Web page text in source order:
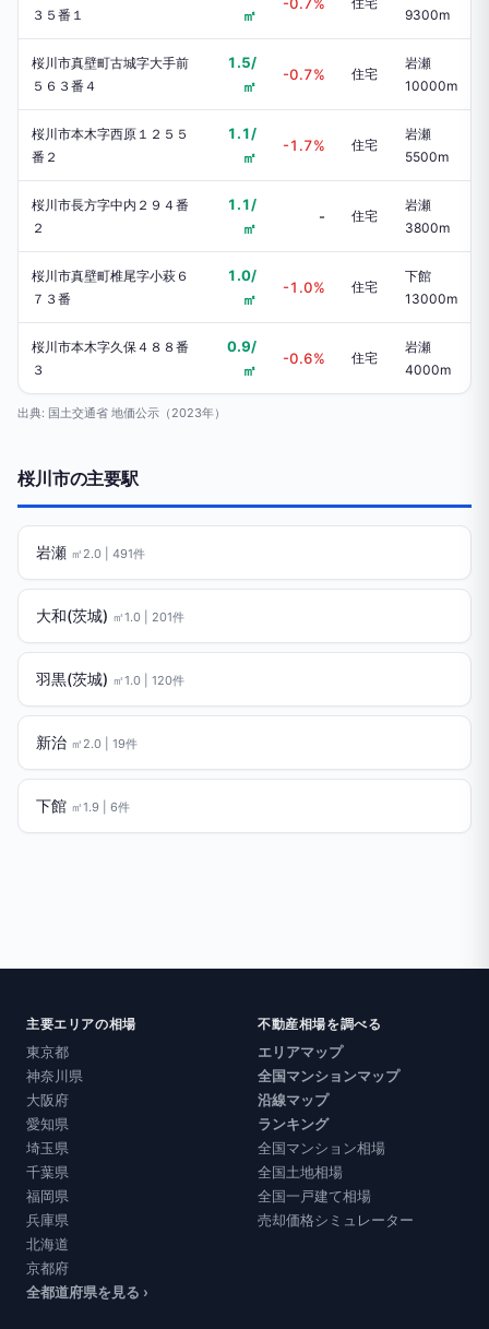
３５番１
㎡
9300m
桜川市真壁町古城字大手前
５６３番４
1.5/
㎡
-0.7% 住宅
岩瀬
10000m
桜川市本木字西原１２５５
番２
1.1/
㎡
-1.7% 住宅
岩瀬
5500m
桜川市長方字中内２９４番
２
1.1/
㎡
- 住宅
岩瀬
3800m
桜川市真壁町椎尾字小萩６
７３番
1.0/
㎡
-1.0% 住宅
下館
13000m
桜川市本木字久保４８８番
３
0.9/
㎡
-0.6% 住宅
岩瀬
4000m
出典: 国土交通省 地価公示（2023年）
桜川市の主要駅
岩瀬 ㎡2.0 | 491件
大和(茨城) ㎡1.0 | 201件
羽黒(茨城) ㎡1.0 | 120件
新治 ㎡2.0 | 19件
下館 ㎡1.9 | 6件
主要エリアの相場
東京都
神奈川県
大阪府
愛知県
埼玉県
千葉県
福岡県
兵庫県
北海道
京都府
全都道府県を見る ›
不動産相場を調べる
エリアマップ
全国マンションマップ
沿線マップ
ランキング
全国マンション相場
全国土地相場
全国一戸建て相場
売却価格シミュレーター